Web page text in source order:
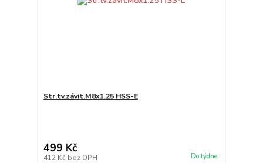
Str.tv.závit.M8x1.25 HSS-E
499 Kč
412 Kč bez DPH Do týdne